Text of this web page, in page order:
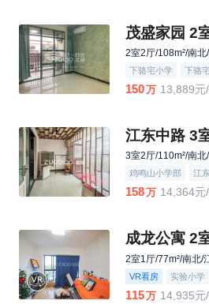
茂盛家园 2
2室2厅/108m²/南北
下骆宅小学 下骆
150万 13,889元
江东中路 3
3室2厅/110m²/南北
鸡鸣山小学部 江
158万 14,364元
成龙公寓 2
2室1厅/77m²/南北/
VR看房 实验小学
115万 14,935元